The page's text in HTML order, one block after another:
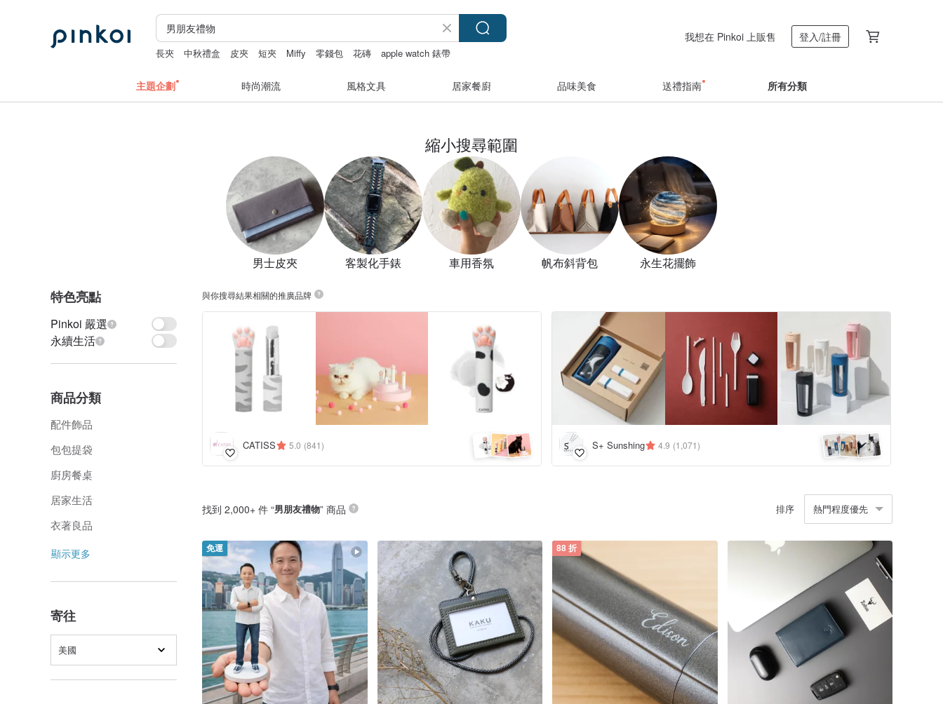
長夾 中秋禮盒 皮夾 短夾 Miffy 零錢包 花磚 apple watch 錶帶
我想在 Pinkoi 上販售 登入/註冊
主題企劃 時尚潮流 風格文具 居家餐廚 品味美食 送禮指南 所有分類
縮小搜尋範圍
男士皮夾 客製化手錶 車用香氛 帆布斜背包 永生花擺飾
特色亮點
Pinkoi 嚴選
永續生活
商品分類
配件飾品
包包提袋
廚房餐桌
居家生活
衣著良品
顯示更多
寄往
美國
與你搜尋結果相關的推廣品牌
CATISS 5.0 (841) S+ Sunshing 4.9 (1,071)
找到 2,000+ 件 “男朋友禮物” 商品 排序 熱門程度優先
免運 88 折